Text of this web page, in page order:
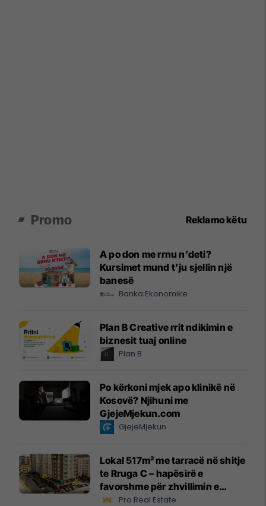
Promo Reklamo këtu
A po don me rrnu n’deti?
Kursimet mund t’ju sjellin një
banesë
Banka Ekonomike
Plan B Creative rrit ndikimin e
biznesit tuaj online
Plan B
Po kërkoni mjek apo klinikë në
Kosovë? Njihuni me
GjejeMjekun.com
GjejeMjekun
Lokal 517m² me tarracë në shitje
te Rruga C – hapësirë e
favorshme për zhvillimin e
biznesit #15796
Pro Real Estate